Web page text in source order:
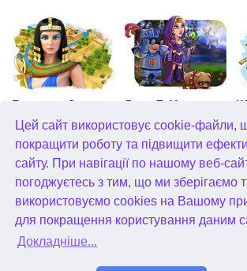
Цей сайт використовує cookie-файли,
покращити роботу та підвищити
сайту. При навігації по нашому веб-
погоджуєтесь з тим, що ми зберігаємо
використовуємо cookies на Вашому
для покращення користування даним
Докладніше...
питної води, збудуйте хатини,
приготування їжі. Навчіться варити
невразливим для піратських шабель і
вождем племені!
Шукачі скарбів. Сніжна королева. колекційне видання Алісія Квотермейн 3. Таємниця палаючого золота. колекційне видання